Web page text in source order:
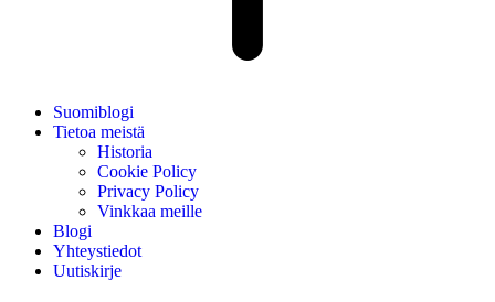
Suomiblogi
Tietoa meistä
Historia
Cookie Policy
Privacy Policy
Vinkkaa meille
Blogi
Yhteystiedot
Uutiskirje